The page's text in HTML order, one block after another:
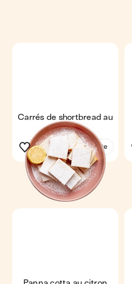
Carrés de shortbread au
citron
Voir la recette